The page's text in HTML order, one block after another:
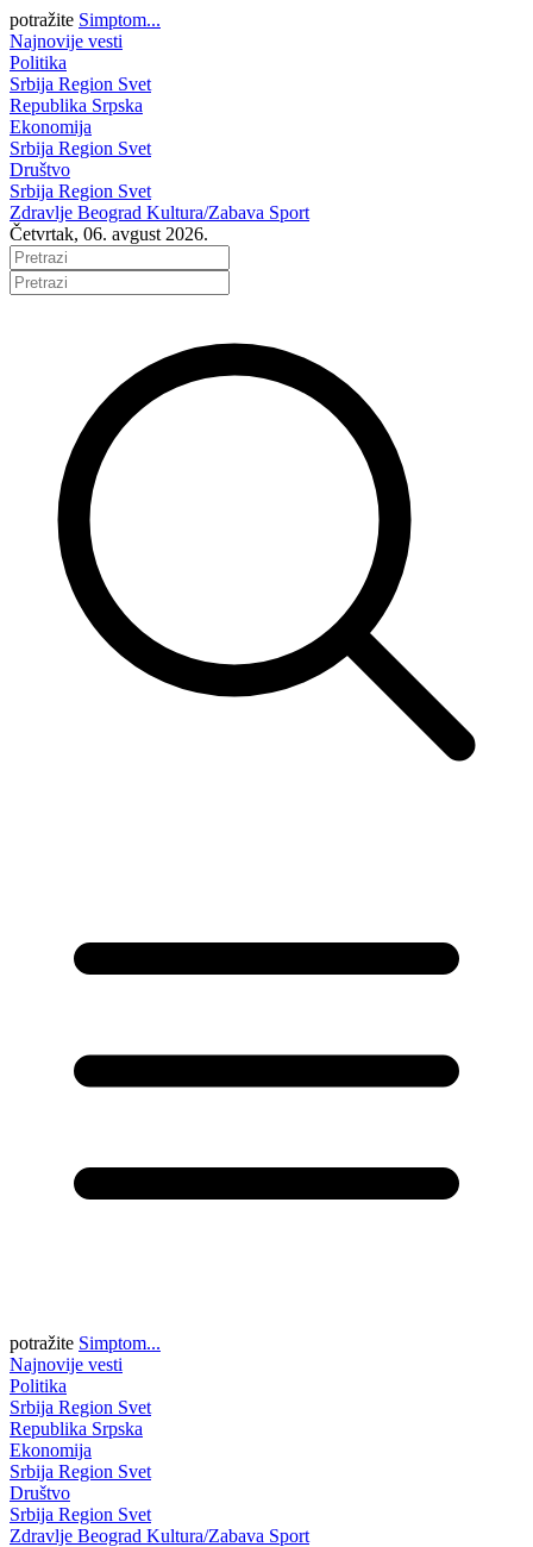
potražite Simptom...
Najnovije vesti
Politika
Srbija Region Svet
Republika Srpska
Ekonomija
Srbija Region Svet
Društvo
Srbija Region Svet
Zdravlje Beograd Kultura/Zabava Sport
Četvrtak, 06. avgust 2026.
potražite Simptom...
Najnovije vesti
Politika
Srbija Region Svet
Republika Srpska
Ekonomija
Srbija Region Svet
Društvo
Srbija Region Svet
Zdravlje Beograd Kultura/Zabava Sport